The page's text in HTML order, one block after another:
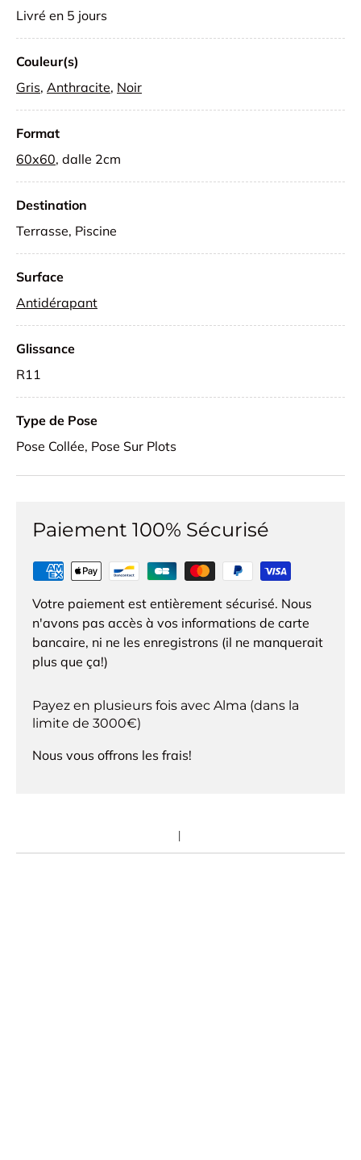
Livré en 5 jours
Couleur(s)
Gris, Anthracite, Noir
Format
60x60, dalle 2cm
Destination
Terrasse, Piscine
Surface
Antidérapant
Glissance
R11
Type de Pose
Pose Collée, Pose Sur Plots
Paiement 100% Sécurisé
Votre paiement est entièrement sécurisé. Nous
n'avons pas accès à vos informations de carte
bancaire, ni ne les enregistrons (il ne manquerait
plus que ça!)
Payez en plusieurs fois avec Alma (dans la
limite de 3000€)
Nous vous offrons les frais!